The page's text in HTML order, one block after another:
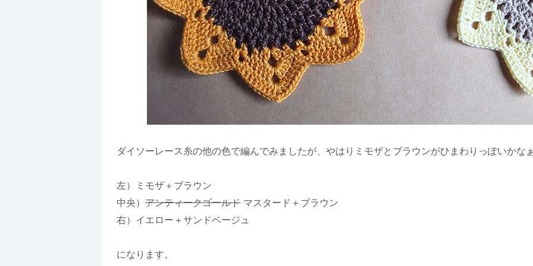
ダイソーレース糸の他の色で編んでみましたが、やはりミモザとブラウンがひまわりっぽいか
左）ミモザ＋ブラウン
中央）アンティークゴールドマスタード＋ブラウン
右）イエロー＋サンドベージュ
になります。